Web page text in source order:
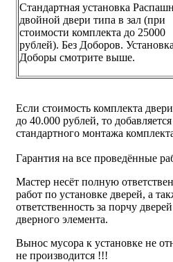
Стандартная установка
двойной двери типа в зал (при
стоимости комплекта до 25000
рублей). Без Доборов.
Доборы смотрите выше.
Если стоимость комплекта
до 40.000 рублей, то
стандартного монтажа
Гарантия на все проведённые
Мастер несёт полную
работ по установке дверей, а
ответственность за порчу
дверного элемента.
Вынос мусора к установке не
не производится !!!